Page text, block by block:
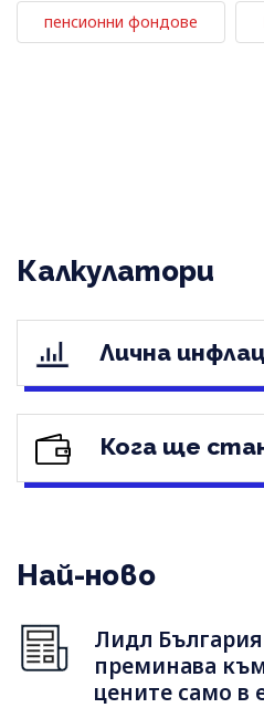
пенсионни фондове
Калкулатори
Лична
Кога ще
Най-ново
Лидл
преминава
цените само в